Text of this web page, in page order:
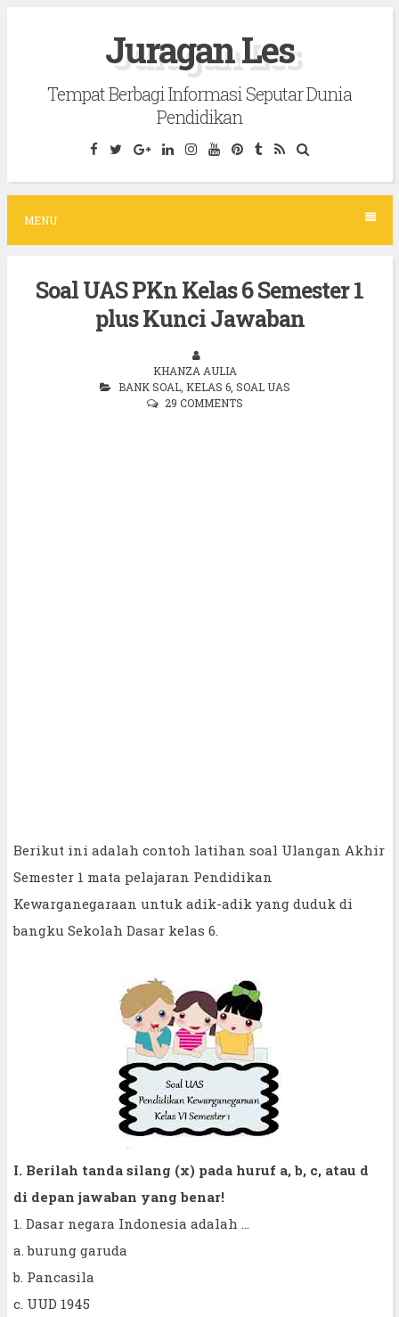
c
Juragan Les
Tempat Berbagi Informasi Seputar Dunia
Pendidikan
MENU
Soal UAS PKn Kelas 6 Semester 1
plus Kunci Jawaban
KHANZA AULIA
BANK SOAL KELAS 6 SOAL UAS
29 COMMENTS
Berikut ini adalah contoh latihan soal Ulangan Akhir
Semester 1 mata pelajaran Pendidikan
Kewarganegaraan untuk adik-adik yang duduk di
bangku Sekolah Dasar kelas 6.
I. Berilah tanda silang (x) pada huruf a, b, c, atau d
di depan jawaban yang benar!
1. Dasar negara Indonesia adalah ...
a. burung garuda
b. Pancasila
c. UUD 1945